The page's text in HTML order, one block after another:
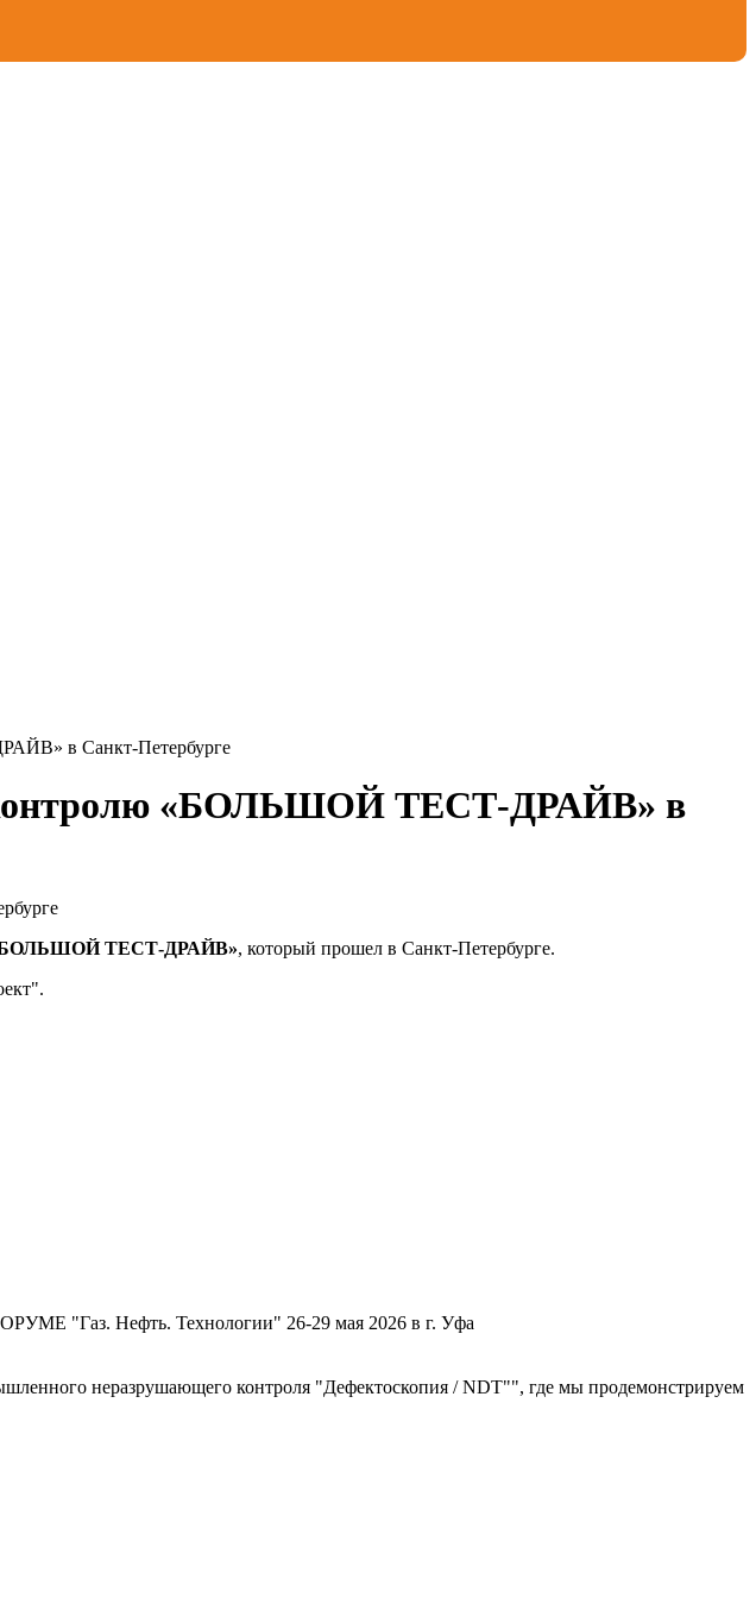
в Санкт-Петербурге
контролю «БОЛЬШОЙ ТЕСТ-ДРАЙВ» в
ТЕСТ-ДРАЙВ», который прошел в Санкт-Петербурге.
"Газ. Нефть. Технологии" 26-29 мая 2026 в г. Уфа
неразрушающего контроля "Дефектоскопия / NDT"", где мы продемонстрируем